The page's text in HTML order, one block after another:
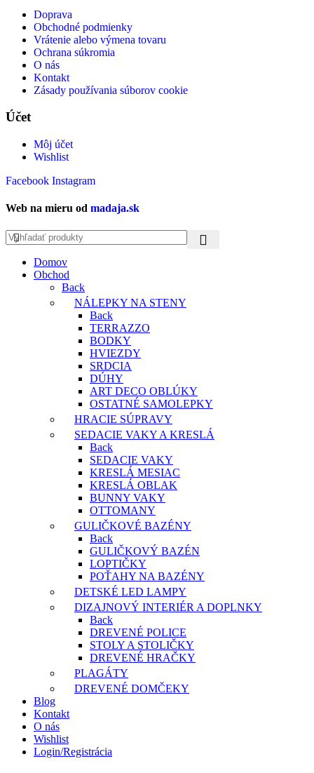
Doprava
Obchodné podmienky
Vrátenie alebo výmena tovaru
Ochrana súkromia
O nás
Kontakt
Zásady používania súborov cookie
Účet
Môj účet
Wishlist
Facebook Instagram
Web na mieru od madaja.sk
Domov
Obchod
Back
NÁLEPKY NA STENY
Back
TERRAZZO
BODKY
HVIEZDY
SRDCIA
DÚHY
ART DECO OBLÚKY
OSTATNÉ SAMOLEPKY
HRACIE SÚPRAVY
SEDACIE VAKY A KRESLÁ
Back
SEDACIE VAKY
KRESLÁ MESIAC
KRESLÁ OBLAK
BUNNY VAKY
OTTOMANY
GULIČKOVÉ BAZÉNY
Back
GULIČKOVÝ BAZÉN
LOPTIČKY
POŤAHY NA BAZÉNY
DETSKÉ LED LAMPY
DIZAJNOVÝ INTERIÉR A DOPLNKY
Back
DREVENÉ POLICE
STOLY A STOLIČKY
DREVENÉ HRAČKY
PLAGÁTY
DREVENÉ DOMČEKY
Blog
Kontakt
O nás
Wishlist
Login/Registrácia